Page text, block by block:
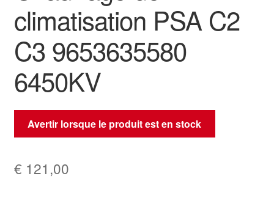
climatisation PSA C2
C3 9653635580
6450KV
Avertir lorsque le produit est en stock
€ 121,00